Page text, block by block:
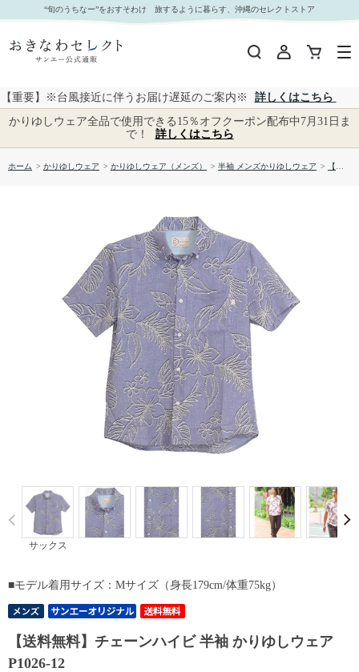
【送料無料】チェーンハイビ 半袖 かりゆしウェア P1026-12｜おきなわセレクト サンエー公式
通販
“旬のうちなー”をおすそわけ 旅するように暮らす、沖縄のセレクトストア
【重要】※台風接近に伴うお届け遅延のご案内※
詳しくはこちら
かりゆしウェア全品で使用できる15％オフクーポン配布中7月31日ま
で！
詳しくはこちら
ホーム > かりゆしウェア > かりゆしウェア（メンズ） > 半袖 メンズかりゆしウェア > 【送料無料】チェーンハイビ 半袖 かりゆしウェア P1026-12
サックス
Prev
【送料無料】チェーンハイビ 半袖 かりゆしウェア
P1026-12
■モデル着用サイズ：Mサイズ（身長179cm/体重75kg）